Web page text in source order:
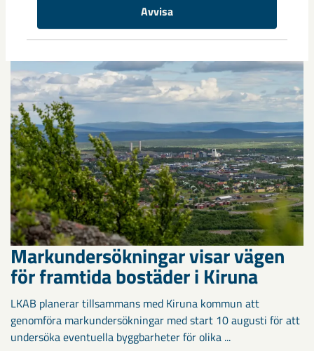
Avvisa
Kirunaborna fick under helgen uppleva handboll på hög nivå
när ungdomslandslag från Sverige, Norge, Portugal och
Spanien möttes i Scandiberico ...
Markundersökningar visar vägen
för framtida bostäder i Kiruna
LKAB planerar tillsammans med Kiruna kommun att
genomföra markundersökningar med start 10 augusti för att
undersöka eventuella byggbarheter för olika ...